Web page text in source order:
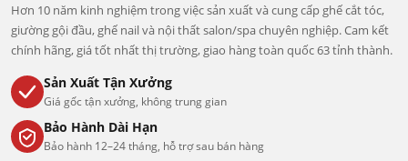
Hơn 10 năm kinh nghiệm trong việc sản xuất và cung cấp ghế cắt tóc,
giường gội đầu, ghế nail và nội thất salon/spa chuyên nghiệp. Cam kết
chính hãng, giá tốt nhất thị trường, giao hàng toàn quốc 63 tỉnh thành.
Sản Xuất Tận Xưởng
Giá gốc tận xưởng, không trung gian
Bảo Hành Dài Hạn
Bảo hành 12–24 tháng, hỗ trợ sau bán hàng